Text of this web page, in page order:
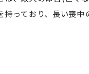
持っており、長い喪